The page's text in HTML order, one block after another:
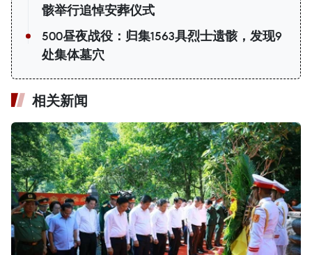
骸举行追悼安葬仪式
500昼夜战役：归集1563具烈士遗骸，发现9
处集体墓穴
相关新闻